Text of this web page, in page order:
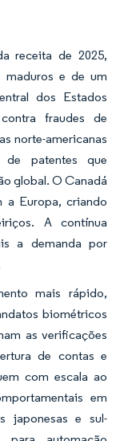
receita de 2025,
maduros e de um
dos Estados
fraudes de
norte-americanas
de patentes que
global. O Canadá
a Europa, criando
A contínua
a demanda por
mais rápido,
biométricos
as verificações
de contas e
com escala ao
em
japonesas e sul-